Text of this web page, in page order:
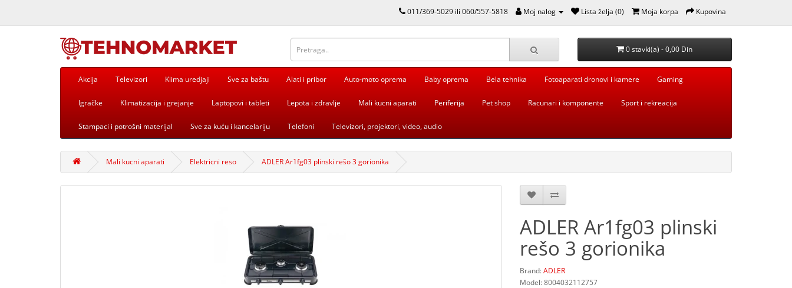
011/369-5029 ili 060/557-5818 Moj nalog Lista želja (0) Moja korpa Kupovina
0 stavki(a) - 0,00 Din
Akcija Televizori Klima uredjaji Sve za baštu Alati i pribor Auto-moto oprema Baby oprema Bela tehnika Fotoaparati dronovi i kamere Gaming
Igračke Klimatizacija i grejanje Laptopovi i tableti Lepota i zdravlje Mali kucni aparati Periferija Pet shop Racunari i komponente Sport i rekreacija
Stampaci i potrošni materijal Sve za kuću i kancelariju Telefoni Televizori, projektori, video, audio
Mali kucni aparati Elektricni reso ADLER Ar1fg03 plinski rešo 3 gorionika
ADLER Ar1fg03 plinski
rešo 3 gorionika
Brand:ADLER
Model: 8004032112757